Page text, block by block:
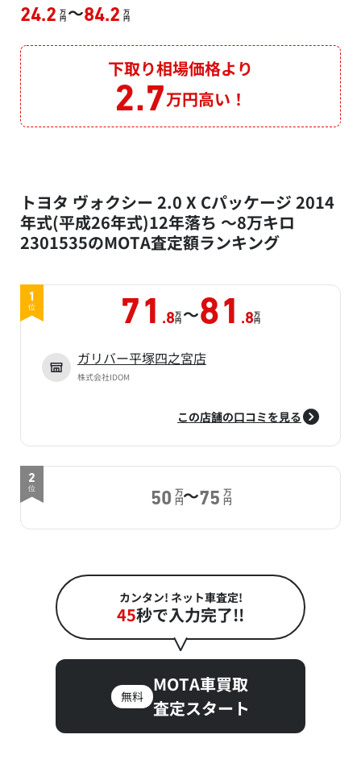
24.2 万
円 ～84.2 万
円
下取り相場価格より
2.7万円高い！
トヨタ ヴォクシー 2.0 X Cパッケージ 2014
年式(平成26年式)12年落ち ～8万キロ
2301535のMOTA査定額ランキング
1
位 71 .8万
円 ～81 .8万
円
ガリバー平塚四之宮店
株式会社IDOM
この店舗の口コミを見る
2
位
50 万
円～75 万
円
カンタン! ネット車査定!
45秒で入力完了!!
無料
MOTA車買取
査定スタート